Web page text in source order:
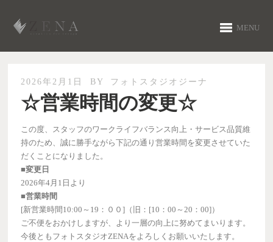
MENU
2026年2月1日 BY フォトスタジオジーナ
☆営業時間の変更☆
この度、スタッフのワークライフバランス向上・サービス品質維
持のため、誠に勝手ながら下記の通り営業時間を変更させていた
だくことになりました。
■変更日
2026年4月1日より
■営業時間
[新営業時間10:00～19：００]（旧：[10：00～20：00]）
ご不便をおかけしますが、より一層の向上に努めてまいります。
今後ともフォトスタジオZENAをよろしくお願いいたします。